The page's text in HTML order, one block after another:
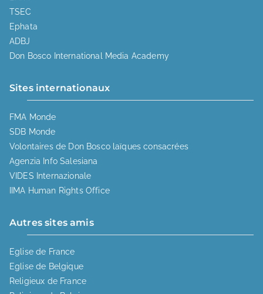
TSEC
Ephata
ADBJ
Don Bosco International Media Academy
Sites internationaux
FMA Monde
SDB Monde
Volontaires de Don Bosco laïques consacrées
Agenzia Info Salesiana
VIDES Internazionale
IIMA Human Rights Office
Autres sites amis
Eglise de France
Eglise de Belgique
Religieux de France